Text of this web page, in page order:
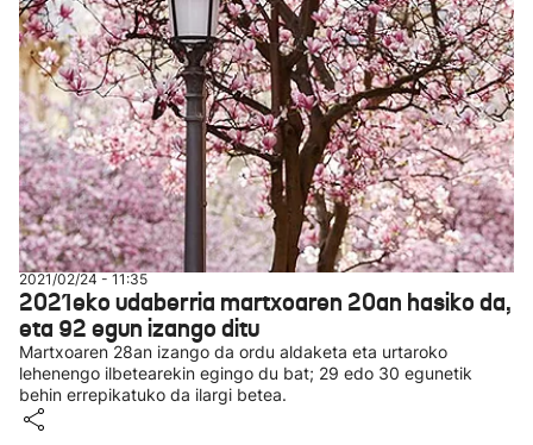
2021/02/24 - 11:35
2021eko udaberria martxoaren 20an hasiko da,
eta 92 egun izango ditu
Martxoaren 28an izango da ordu aldaketa eta urtaroko
lehenengo ilbetearekin egingo du bat; 29 edo 30 egunetik
behin errepikatuko da ilargi betea.